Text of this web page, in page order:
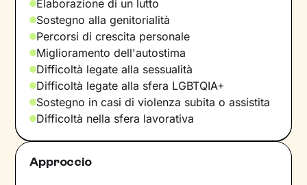
Elaborazione di un lutto
Sostegno alla genitorialità
Percorsi di crescita personale
Miglioramento dell'autostima
Difficoltà legate alla sessualità
Difficoltà legate alla sfera LGBTQIA+
Sostegno in casi di violenza subita o assistita
Difficoltà nella sfera lavorativa
Approccio